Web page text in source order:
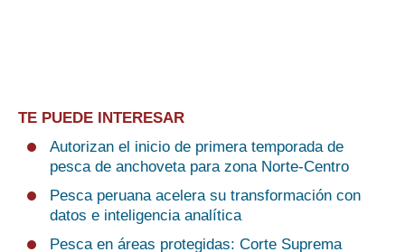
TE PUEDE INTERESAR
Autorizan el inicio de primera temporada de
pesca de anchoveta para zona Norte-Centro
Pesca peruana acelera su transformación con
datos e inteligencia analítica
Pesca en áreas protegidas: Corte Suprema